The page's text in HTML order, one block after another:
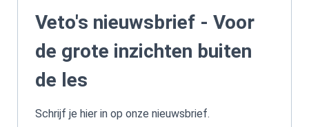
Veto's nieuwsbrief - Voor
de grote inzichten buiten
de les
Schrijf je hier in op onze nieuwsbrief.